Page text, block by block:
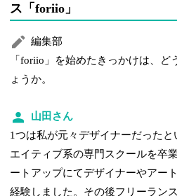
ス「foriio」
編集部
「foriio」を始めたきっかけは、ど
ょうか。
山田さん
1つは私が元々デザイナーだったと
エイティブ系の専門スクールを卒
ートアップにてデザイナーやアー
経験しました。その後フリーラン